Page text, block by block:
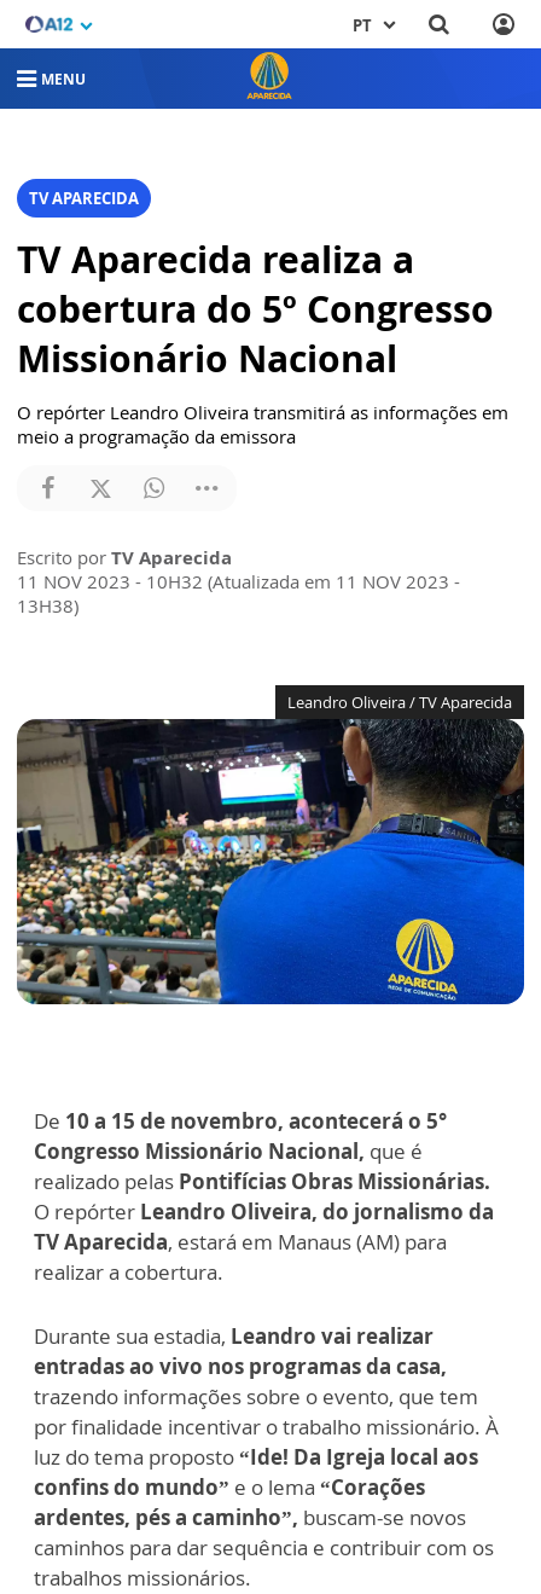
PT
MENU
TV APARECIDA
TV Aparecida realiza a
cobertura do 5º Congresso
Missionário Nacional
O repórter Leandro Oliveira transmitirá as informações em
meio a programação da emissora
Escrito por TV Aparecida
11 NOV 2023 - 10H32 (Atualizada em 11 NOV 2023 -
13H38)
Leandro Oliveira / TV Aparecida
De 10 a 15 de novembro, acontecerá o 5°
Congresso Missionário Nacional, que é
realizado pelas Pontifícias Obras Missionárias.
O repórter Leandro Oliveira, do jornalismo da
TV Aparecida, estará em Manaus (AM) para
realizar a cobertura.
Durante sua estadia, Leandro vai realizar
entradas ao vivo nos programas da casa,
trazendo informações sobre o evento, que tem
por finalidade incentivar o trabalho missionário. À
luz do tema proposto“Ide! Da Igreja local aos
confins do mundo” e o lema “Corações
ardentes, pés a caminho”, buscam-se novos
caminhos para dar sequência e contribuir com os
trabalhos missionários.